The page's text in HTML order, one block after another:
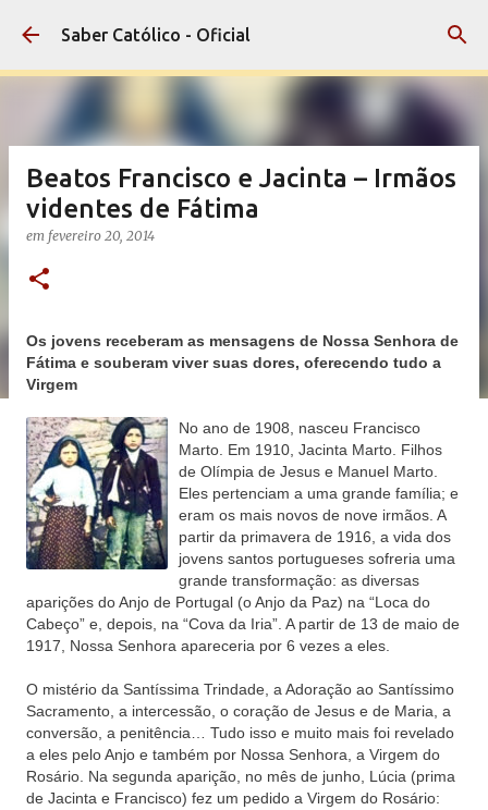
Pular para o conteúdo principal
Saber Católico - Oficial
Beatos Francisco e Jacinta – Irmãos
videntes de Fátima
em fevereiro 20, 2014
Os jovens receberam as mensagens de Nossa Senhora de
Fátima e souberam viver suas dores, oferecendo tudo a
Virgem
No ano de 1908, nasceu Francisco
Marto. Em 1910, Jacinta Marto. Filhos
de Olímpia de Jesus e Manuel Marto.
Eles pertenciam a uma grande família; e
eram os mais novos de nove irmãos. A
partir da primavera de 1916, a vida dos
jovens santos portugueses sofreria uma
grande transformação: as diversas
aparições do Anjo de Portugal (o Anjo da Paz) na “Loca do
Cabeço” e, depois, na “Cova da Iria”. A partir de 13 de maio de
1917, Nossa Senhora apareceria por 6 vezes a eles.
O mistério da Santíssima Trindade, a Adoração ao Santíssimo
Sacramento, a intercessão, o coração de Jesus e de Maria, a
conversão, a penitência… Tudo isso e muito mais foi revelado
a eles pelo Anjo e também por Nossa Senhora, a Virgem do
Rosário. Na segunda aparição, no mês de junho, Lúcia (prima
de Jacinta e Francisco) fez um pedido a Virgem do Rosário: